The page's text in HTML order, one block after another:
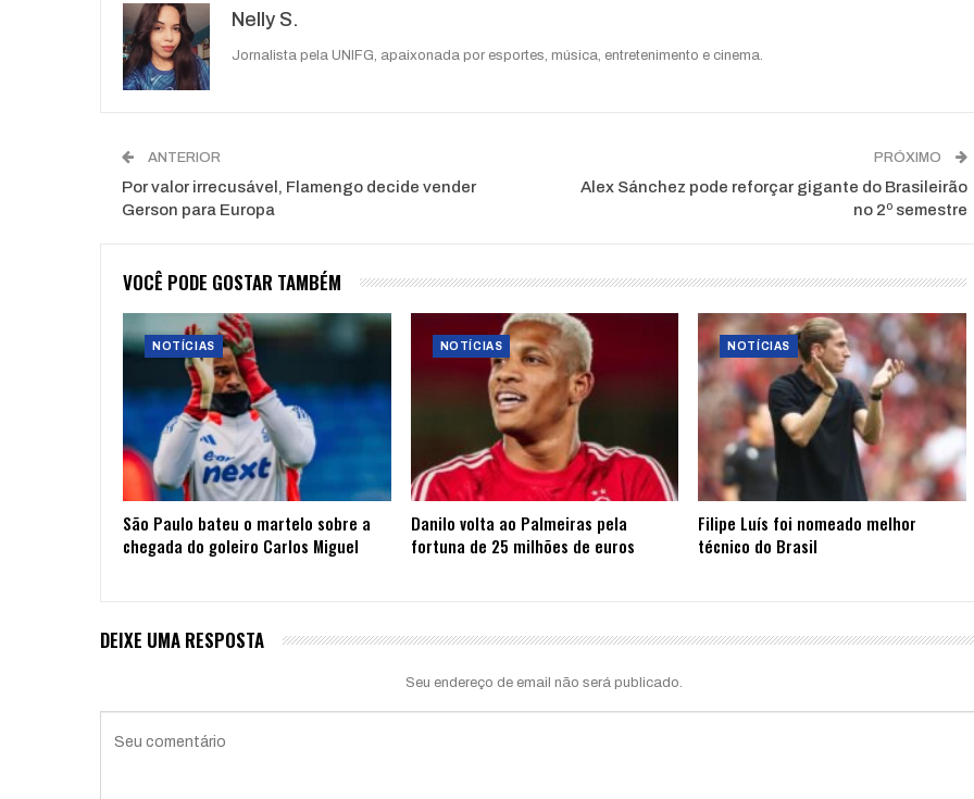
Nelly S.
Jornalista pela UNIFG, apaixonada por esportes, música, entretenimento e cinema.
ANTERIOR
Por valor irrecusável, Flamengo decide vender
Gerson para Europa
PRÓXIMO
Alex Sánchez pode reforçar gigante do Brasileirão
no 2º semestre
VOCÊ PODE GOSTAR TAMBÉM
NOTÍCIAS
São Paulo bateu o martelo sobre a
chegada do goleiro Carlos Miguel
NOTÍCIAS
Danilo volta ao Palmeiras pela
fortuna de 25 milhões de euros
NOTÍCIAS
Filipe Luís foi nomeado melhor
técnico do Brasil
DEIXE UMA RESPOSTA
Seu endereço de email não será publicado.